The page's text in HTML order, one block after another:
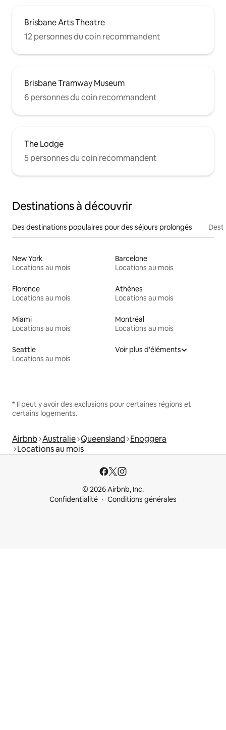
Brisbane Arts Theatre
12 personnes du coin recommandent
Brisbane Tramway Museum
6 personnes du coin recommandent
The Lodge
5 personnes du coin recommandent
Destinations à découvrir
Des destinations populaires pour des séjours prolongés
New York
Locations au mois
Barcelone
Locations au mois
Florence
Locations au mois
Athènes
Locations au mois
Miami
Locations au mois
Montréal
Locations au mois
Seattle
Locations au mois
Voir plus d'éléments
* Il peut y avoir des exclusions pour certaines régions et
certains logements.
Airbnb Australie Queensland Enoggera
Locations au mois
© 2026 Airbnb, Inc.
Confidentialité
Conditions générales